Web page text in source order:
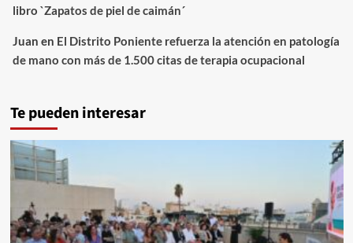
libro `Zapatos de piel de caimán´
Juan en El Distrito Poniente refuerza la atención en patología
de mano con más de 1.500 citas de terapia ocupacional
Te pueden interesar